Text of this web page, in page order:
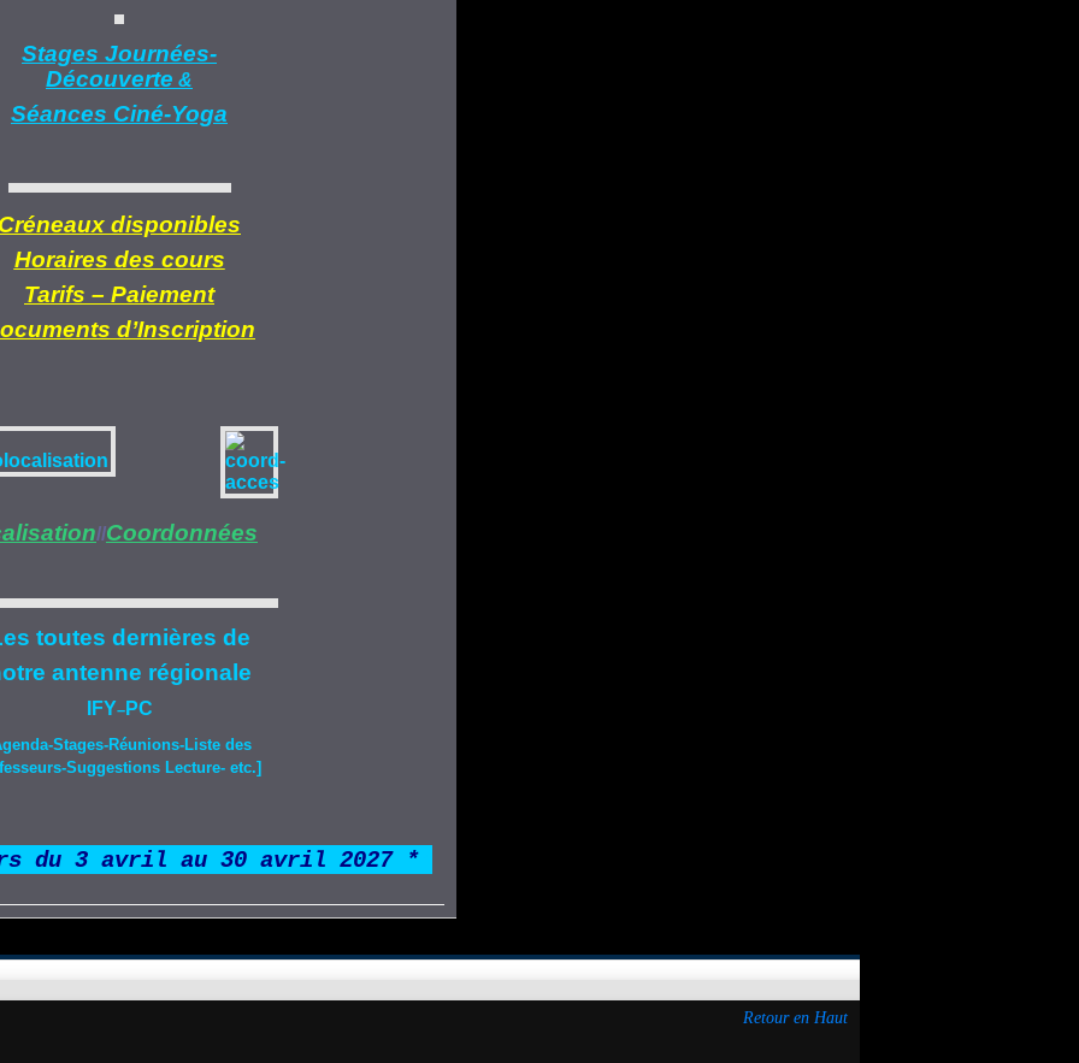
Stages Journées-
Découverte &
Séances Ciné-Yoga
disponibles
Horaires des cours
Tarifs – Paiement
d’Inscription
//Coordonnées
toutes dernières de
antenne régionale
IFY–PC
Stages-Réunions-Liste des
Suggestions Lecture- etc.]
du 3 avril au 30 avril 2027 **
Retour en Haut